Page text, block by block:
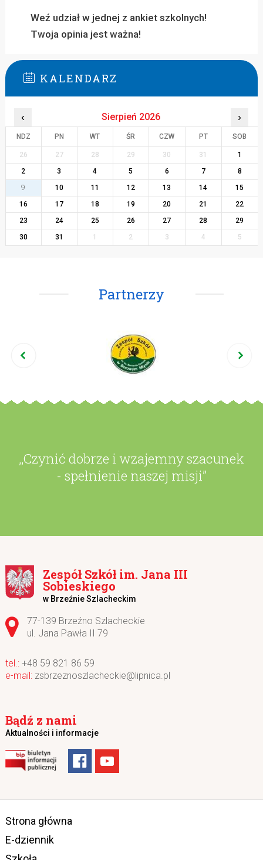
Weź udział w jednej z ankiet szkolnych!
Twoja opinia jest ważna!
KALENDARZ
‹ Sierpień 2026 ›
NDZ PN WT ŚR CZW PT SOB
26 27 28 29 30 31
1
2
3 4 5 6 7
8
9
10 11 12 13 14
15
16
17 18 19 20 21
22
23
24 25 26 27 28
29
30
31 1 2 3 4 5
Partnerzy
,,Czynić dobrze i wzajemny szacunek
- spełnienie naszej misji”
Zespół Szkół im. Jana III
Sobieskiego
w Brzeźnie Szlacheckim
Adres pocztowy:
77-139 Brzeźno Szlacheckie
ul. Jana Pawła II 79
+48 59 821 86 59
zsbrzeznoszlacheckie@lipnica.pl
Bądź z nami
Aktualności i informacje
Strona główna
E-dziennik